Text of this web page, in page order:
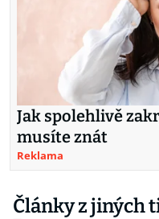
Jak spolehlivě
musíte znát
Reklama
Články z jiných